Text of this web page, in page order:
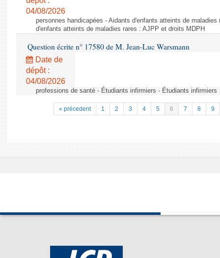
04/08/2026
personnes handicapées - Aidants d'enfants atteints de
d'enfants atteints de maladies rares : AJPP et droits MDPH
Question écrite n° 17580 de M. Jean-Luc Warsmann
Date de
dépôt :
04/08/2026
professions de santé - Étudiants infirmiers - Étudiants infirmiers
« précedent 1 2 3 4 5 6 7 8 9